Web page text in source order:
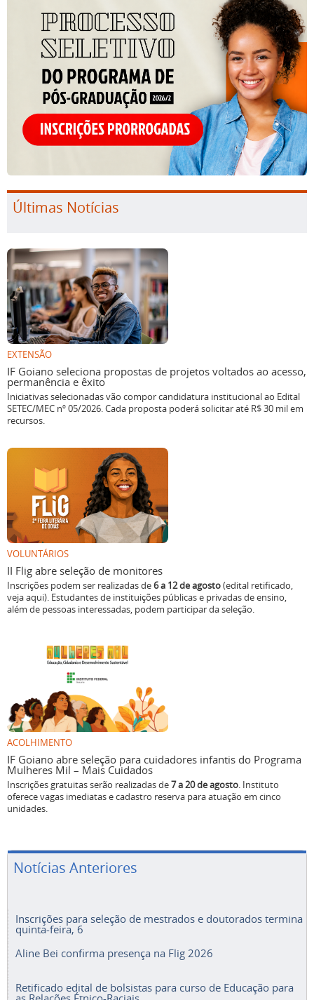
Últimas Notícias
EXTENSÃO
IF Goiano seleciona propostas de projetos voltados ao acesso,
permanência e êxito
Iniciativas selecionadas vão compor candidatura institucional ao Edital
SETEC/MEC nº 05/2026. Cada proposta poderá solicitar até R$ 30 mil em
recursos.
VOLUNTÁRIOS
II Flig abre seleção de monitores
Inscrições podem ser realizadas de6 a 12 de agosto(edital retificado,
veja aqui). Estudantes de instituições públicas e privadas de ensino,
além de pessoas interessadas, podem participar da seleção.
ACOLHIMENTO
IF Goiano abre seleção para cuidadores infantis do Programa
Mulheres Mil – Mais Cuidados
Inscrições gratuitas serão realizadas de7 a 20 de agosto. Instituto
oferece vagas imediatas e cadastro reserva para atuação em cinco
unidades.
Notícias Anteriores
Inscrições para seleção de mestrados e doutorados termina
quinta-feira, 6
Aline Bei confirma presença na Flig 2026
Retificado edital de bolsistas para curso de Educação para